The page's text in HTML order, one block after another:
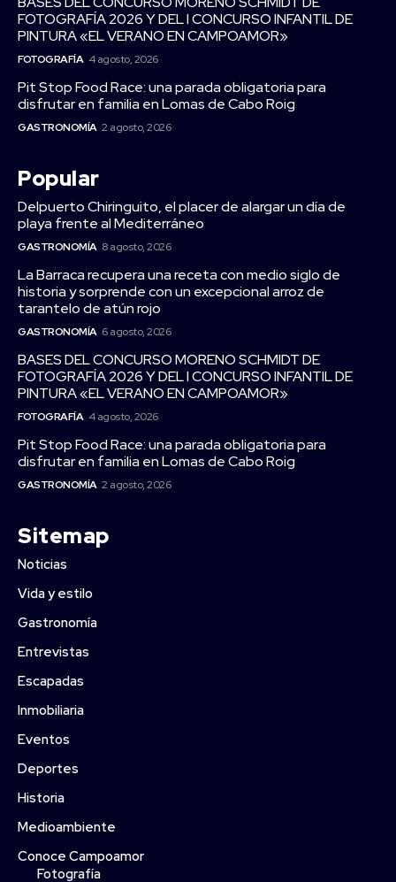
FOTOGRAFÍA 2026 Y DEL I CONCURSO INFANTIL DE
PINTURA «EL VERANO EN CAMPOAMOR»
FOTOGRAFÍA 4 agosto, 2026
Pit Stop Food Race: una parada obligatoria para
disfrutar en familia en Lomas de Cabo Roig
GASTRONOMÍA 2 agosto, 2026
Popular
Delpuerto Chiringuito, el placer de alargar un día de
playa frente al Mediterráneo
GASTRONOMÍA 8 agosto, 2026
La Barraca recupera una receta con medio siglo de
historia y sorprende con un excepcional arroz de
tarantelo de atún rojo
GASTRONOMÍA 6 agosto, 2026
BASES DEL CONCURSO MORENO SCHMIDT DE
FOTOGRAFÍA 2026 Y DEL I CONCURSO INFANTIL DE
PINTURA «EL VERANO EN CAMPOAMOR»
FOTOGRAFÍA 4 agosto, 2026
Pit Stop Food Race: una parada obligatoria para
disfrutar en familia en Lomas de Cabo Roig
GASTRONOMÍA 2 agosto, 2026
Sitemap
Noticias
Vida y estilo
Gastronomía
Entrevistas
Escapadas
Inmobiliaria
Eventos
Deportes
Historia
Medioambiente
Conoce Campoamor
Fotografía